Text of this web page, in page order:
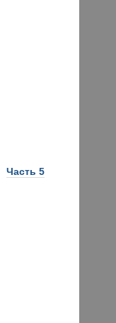
Часть 5